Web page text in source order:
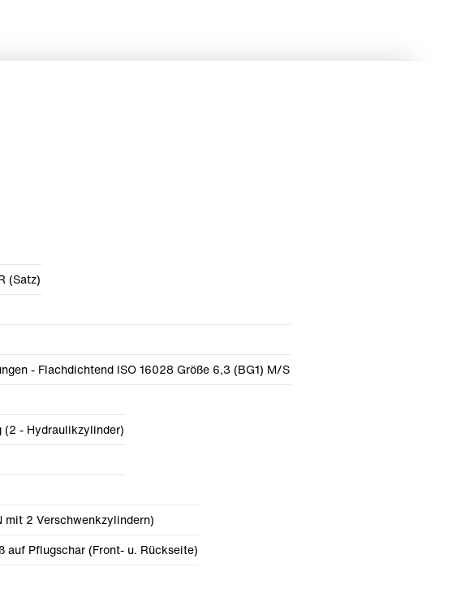
(Satz)
- Flachdichtend ISO 16028 Größe 6,3 (BG1) M/S
(2 - Hydraulikzylinder)
mit 2 Verschwenkzylindern)
auf Pflugschar (Front- u. Rückseite)